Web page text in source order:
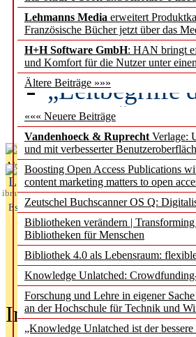
Lehmanns Media erweitert
Französische Bücher jetzt über das
H+H Software GmbH: HAN bringt
und Komfort für die Nutzer unter
Ältere Beiträge »»»
««« Neuere Beiträge
Vandenhoeck & Ruprecht Verlage:
und mit verbesserter
Boosting Open Access Publications
content marketing matters to open
Zeutschel Buchscanner OS Q:
Bibliotheken verändern |
Bibliotheken für Menschen
Bibliothek 4.0 als Lebensraum:
Knowledge Unlatched:
Forschung und Lehre in eigener
an der Hochschule für Technik und
„Knowledge Unlatched ist der
Künstliche
besser zu
„Leitbegriffe
des BIÖG
Aktuelles aus
L
ibrary
Essentials
In der Ausgabe06/